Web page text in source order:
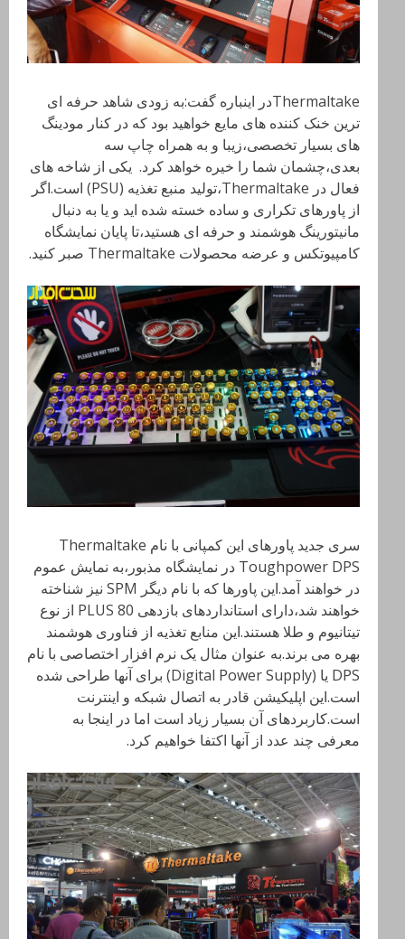
Thermaltakeدر اینباره گفت:به زودی شاهد حرفه ای
ترین خنک کننده های مایع خواهید بود که در کنار مودینگ
های بسیار تخصصی،زیبا و به همراه چاپ سه
بعدی،چشمان شما را خیره خواهد کرد. یکی از شاخه های
فعال در Thermaltake،تولید منبع تغذیه (PSU) است.اگر
از پاورهای تکراری و ساده خسته شده اید و یا به دنبال
مانیتورینگ هوشمند و حرفه ای هستید،تا پایان نمایشگاه
کامپیوتکس و عرضه محصولات Thermaltake
صبر کنید.
سری جدید پاورهای این کمپانی با نام Thermaltake
Toughpower DPS در نمایشگاه مذبور،به نمایش عموم
در خواهند آمد.این پاورها که با نام دیگر SPM نیز شناخته
خواهند شد،دارای استانداردهای بازدهی 80
PLUS از نوع
تیتانیوم و طلا هستند.این منابع تغذیه از فناوری هوشمند
بهره می برند.به عنوان مثال یک نرم افزار اختصاصی با نام
DPS یا (
Digital Power Supply) برای آنها طراحی شده
است.این اپلیکیشن قادر به اتصال شبکه و اینترنت
است.کاربردهای آن بسیار زیاد است اما در اینجا به
معرفی چند عدد از آنها اکتفا خواهیم کرد.